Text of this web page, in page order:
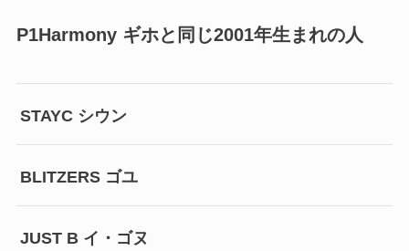
P1Harmony ギホと同じ2001年生まれの人
STAYC シウン
BLITZERS ゴユ
JUST B イ・ゴヌ